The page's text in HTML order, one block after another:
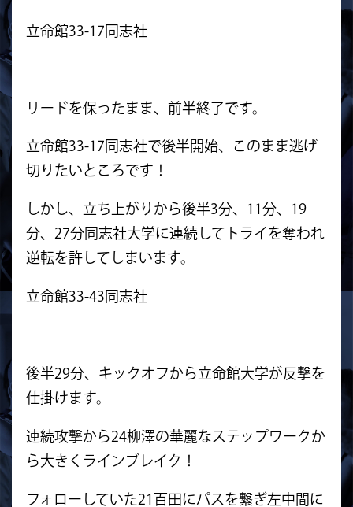
立命館33-17同志社
リードを保ったまま、前半終了です。
立命館33-17同志社で後半開始、このまま逃げ
切りたいところです！
しかし、立ち上がりから後半3分、11分、19
分、27分同志社大学に連続してトライを奪われ
逆転を許してしまいます。
立命館33-43同志社
後半29分、キックオフから立命館大学が反撃を
仕掛けます。
連続攻撃から24柳澤の華麗なステップワークか
ら大きくラインブレイク！
フォローしていた21百田にパスを繋ぎ左中間に